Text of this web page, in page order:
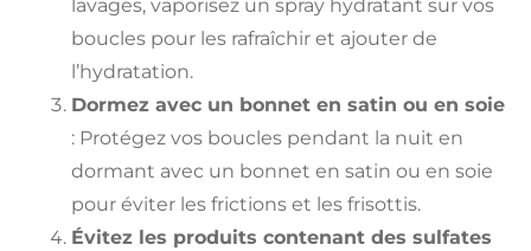
lavages, vaporisez un spray hydratant sur vos
boucles pour les rafraîchir et ajouter de
l’hydratation.
Dormez avec un bonnet en satin ou en soie
: Protégez vos boucles pendant la nuit en
dormant avec un bonnet en satin ou en soie
pour éviter les frictions et les frisottis.
Évitez les produits contenant des sulfates